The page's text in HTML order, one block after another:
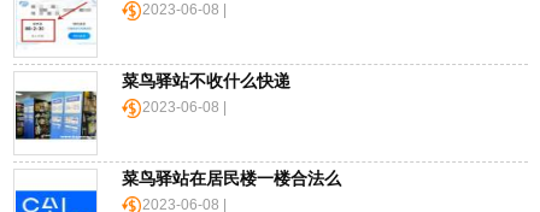
化
妆
品
成
分
丰
2023-06-08 |
菜鸟驿站不收什么快递
2023-06-08 |
菜鸟驿站在居民楼一楼合法么
2023-06-08 |